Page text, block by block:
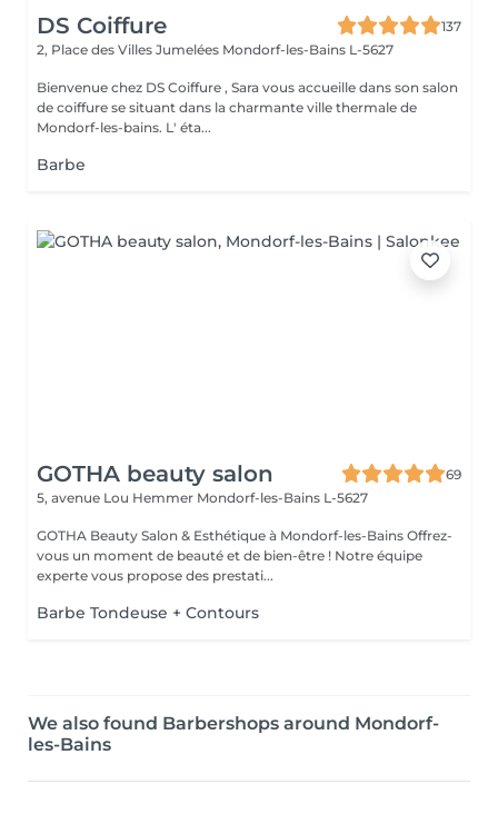
DS Coiffure
137
2, Place des Villes Jumelées Mondorf-les-Bains L-5627
Bienvenue chez DS Coiffure , Sara vous accueille dans son salon
de coiffure se situant dans la charmante ville thermale de
Mondorf-les-bains. L' éta...
Barbe
GOTHA beauty salon
69
5, avenue Lou Hemmer Mondorf-les-Bains L-5627
GOTHA Beauty Salon & Esthétique à Mondorf-les-Bains Offrez-
vous un moment de beauté et de bien-être ! Notre équipe
experte vous propose des prestati...
Barbe Tondeuse + Contours
We also found Barbershops around Mondorf-
les-Bains